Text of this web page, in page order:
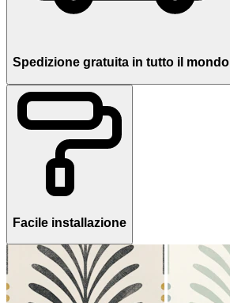
Spedizione gratuita in tutto il mondo
Facile installazione